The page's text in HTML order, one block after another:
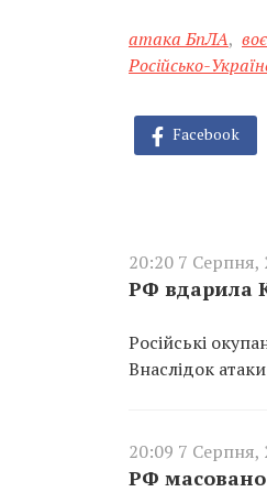
атака БпЛА,
Російсько-
Facebook
20:20 7 Серпня,
РФ вдарила
Російські
Внаслідок
20:09 7 Серпня,
РФ масовано